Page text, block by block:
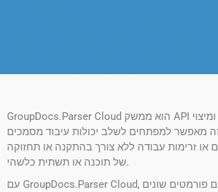
GroupDocs.Parser Cloud הוא ממשק API לניתוח מסמכים ומיצוי
מאפשר למפתחים לשלב יכולות עיבוד מסמכים
או זרימות עבודה ללא צורך בהתקנה או תחזוקה
של תוכנה או תשתית כלשהי.
עם GroupDocs.Parser Cloud, אתה יכול לעבוד עם פורמטים שונים